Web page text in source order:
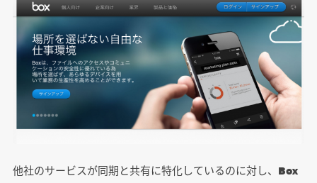
他社のサービスが同期と共有に特化しているのに対し、 Box